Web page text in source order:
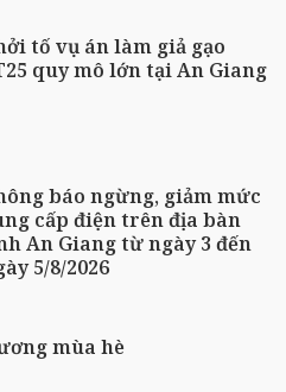
tố vụ án làm giả gạo
quy mô lớn tại An Giang
báo ngừng, giảm mức
cấp điện trên địa bàn
An Giang từ ngày 3 đến
5/8/2026
mùa hè